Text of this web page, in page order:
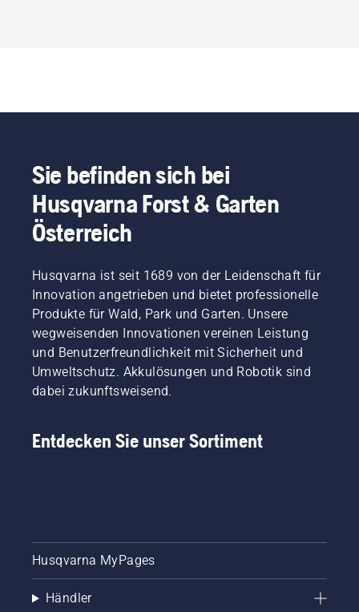
Sie befinden sich bei
Husqvarna Forst & Garten
Österreich
Husqvarna ist seit 1689 von der Leidenschaft für
Innovation angetrieben und bietet professionelle
Produkte für Wald, Park und Garten. Unsere
wegweisenden Innovationen vereinen Leistung
und Benutzerfreundlichkeit mit Sicherheit und
Umweltschutz. Akkulösungen und Robotik sind
dabei zukunftsweisend.
Entdecken Sie unser Sortiment
Husqvarna MyPages
Händler